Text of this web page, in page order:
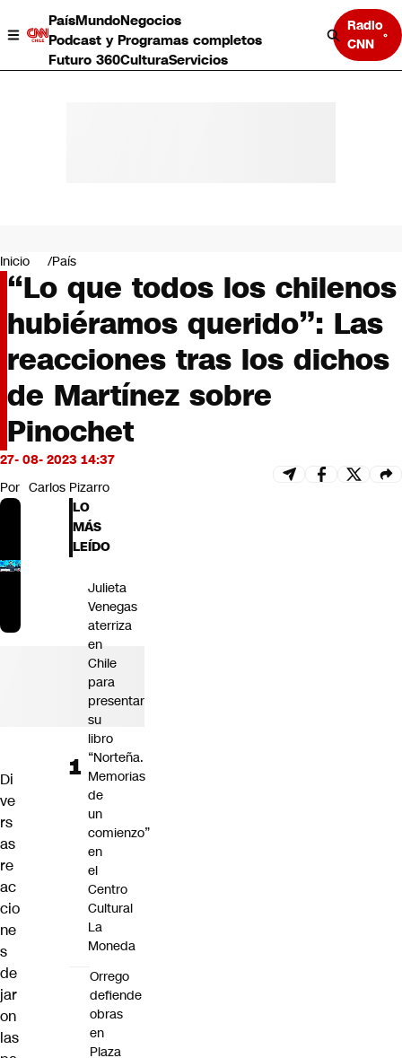
PaísMundoNegocios
Podcast y Programas completos
Futuro 360CulturaServicios
Radio
CNN
Negocios
Deportes
Programas completos
Cultura
Servicios
Bits
CNN tiempo
Futuro 360
Opinión
Inicio País
“Lo que todos los chilenos
hubiéramos querido”: Las
reacciones tras los dichos
de Martínez sobre
Pinochet
27- 08- 2023 14:37
Por Carlos Pizarro
Di
ve
rs
as
re
ac
cio
ne
s
de
jar
on
las
LO
MÁS
LEÍDO
Julieta
Venegas
aterriza
en
Chile
para
presentar
su
libro
“Norteña.
Memorias
de
un
comienzo”
en
el
Centro
Cultural
La
Moneda
Orrego
defiende
obras
en
Plaza